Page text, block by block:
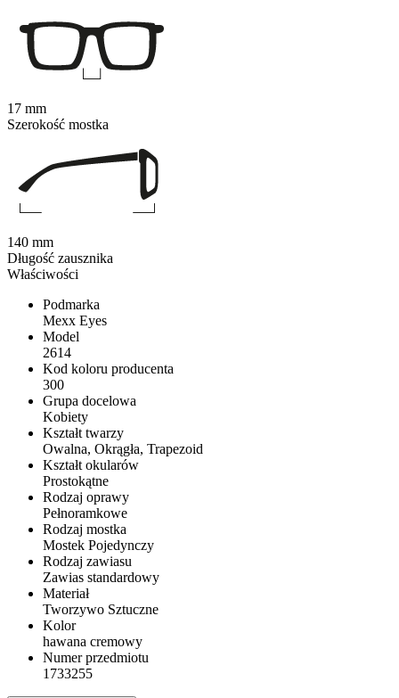
Właściwości
Podmarka
Mexx Eyes
Model
2614
Kod koloru producenta
300
Grupa docelowa
Kobiety
Kształt twarzy
Owalna, Okrągła, Trapezoid
Kształt okularów
Prostokątne
Rodzaj oprawy
Pełnoramkowe
Rodzaj mostka
Mostek Pojedynczy
Rodzaj zawiasu
Zawias standardowy
Materiał
Tworzywo Sztuczne
Kolor
hawana cremowy
Numer przedmiotu
1733255
17 mm
Szerokość mostka
140 mm
Długość zausznika